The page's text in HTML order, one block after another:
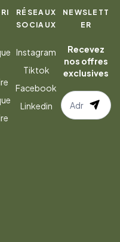
RÉSEAUX
SOCIAUX
Instagram
Tiktok
Facebook
Linkedin
NEWSLETT
ER
Recevez
nos offres
exclusives
S’abonner
à